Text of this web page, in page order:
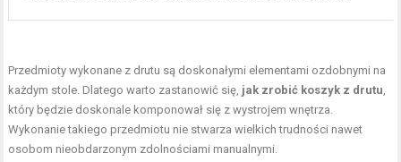
Przedmioty wykonane z drutu są doskonałymi elementami ozdobnymi na
każdym stole. Dlatego warto zastanowić się, jak zrobić koszyk z drutu
który będzie doskonale komponował się z wystrojem wnętrza.
Wykonanie takiego przedmiotu nie stwarza wielkich trudności nawet
osobom nieobdarzonym zdolnościami manualnymi.